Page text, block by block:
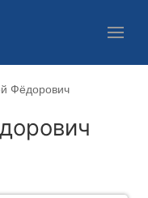
Фёдорович